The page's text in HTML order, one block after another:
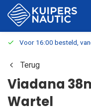
Voor 16:00 besteld,
Terug
Viadana
Wartel